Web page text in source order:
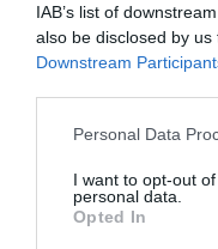
IAB’s list of
also be disclosed by
Downstream
Please note that this
not limited to your visit
grant or deny consent
use your data for
Personal Data
I want to opt-out
personal data.
Opted In